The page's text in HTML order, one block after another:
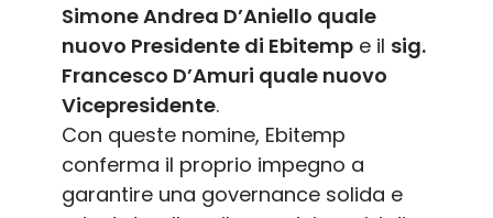
Simone Andrea D’Aniello quale
nuovo Presidente di Ebitemp e il sig.
Francesco D’Amuri quale nuovo
Vicepresidente.
Con queste nomine, Ebitemp
conferma il proprio impegno a
garantire una governance solida e